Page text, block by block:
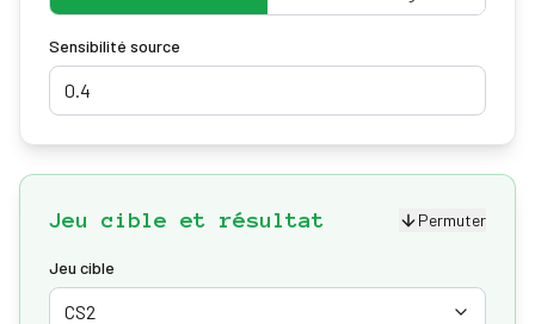
Sensibilité source
Jeu cible et résultat Permuter
Jeu cible
CS2